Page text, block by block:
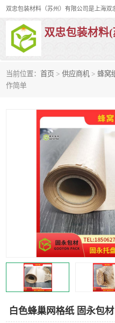
双忠包装材料
当前位置： 首页 > 供应商机 > 蜂窝
作简单
白色蜂巢网格纸 固永包
打孔缠绕膜
裹包网兜
托盘捆绑带